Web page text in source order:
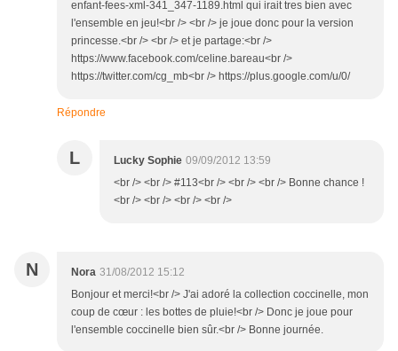
enfant-fees-xml-341_347-1189.html qui irait tres bien avec
l'ensemble en jeu!<br /> <br /> je joue donc pour la version
princesse.<br /> <br /> et je partage:<br />
https://www.facebook.com/celine.bareau<br />
https://twitter.com/cg_mb<br /> https://plus.google.com/u/0/
Répondre
L Lucky Sophie 09/09/2012 13:59
<br /> <br /> #113<br /> <br /> <br /> Bonne chance !
<br /> <br /> <br /> <br />
N Nora 31/08/2012 15:12
Bonjour et merci!<br /> J'ai adoré la collection coccinelle, mon
coup de cœur : les bottes de pluie!<br /> Donc je joue pour
l'ensemble coccinelle bien sûr.<br /> Bonne journée.